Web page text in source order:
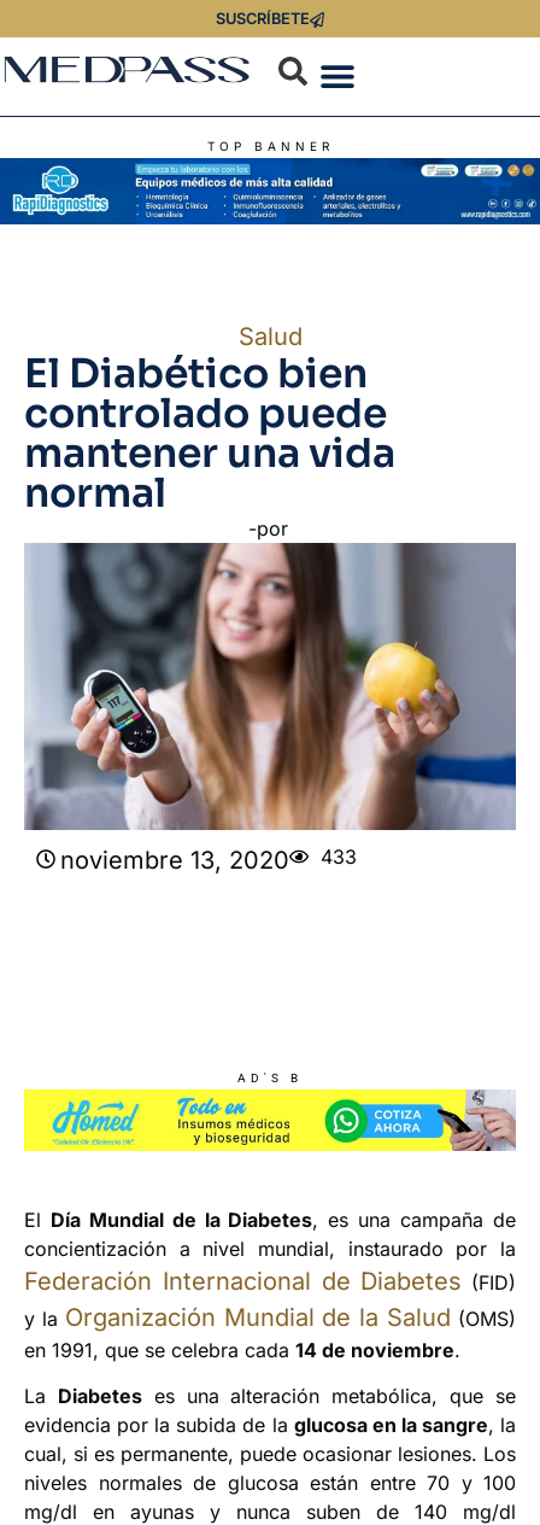
SUSCRÍBETE
TOP BANNER
Salud
El Diabético bien
controlado puede
mantener una vida
normal
-por
noviembre 13, 2020 433
AD'S B
El Día Mundial de la Diabetes, es una campaña de
concientización a nivel mundial, instaurado por la
Federación Internacional de Diabetes (FID)
y la Organización Mundial de la Salud (OMS)
en 1991, que se celebra cada 14 de noviembre.
La Diabeteses una alteración metabólica, que se
evidencia por la subida de la glucosa en la sangre, la
cual, si es permanente, puede ocasionar lesiones. Los
niveles normales de glucosa están entre 70 y 100
mg/dl en ayunas y nunca suben de 140 mg/dl